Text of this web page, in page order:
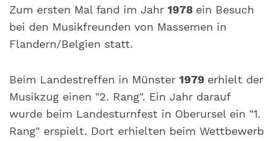
Zum ersten Mal fand im Jahr 1978 ein Besuch
bei den Musikfreunden von Massemen in
Flandern/Belgien statt.
Beim Landestreffen in Münster 1979 erhielt der
Musikzug einen "2. Rang". Ein Jahr darauf
wurde beim Landesturnfest in Oberursel ein "1.
Rang" erspielt. Dort erhielten beim Wettbewerb